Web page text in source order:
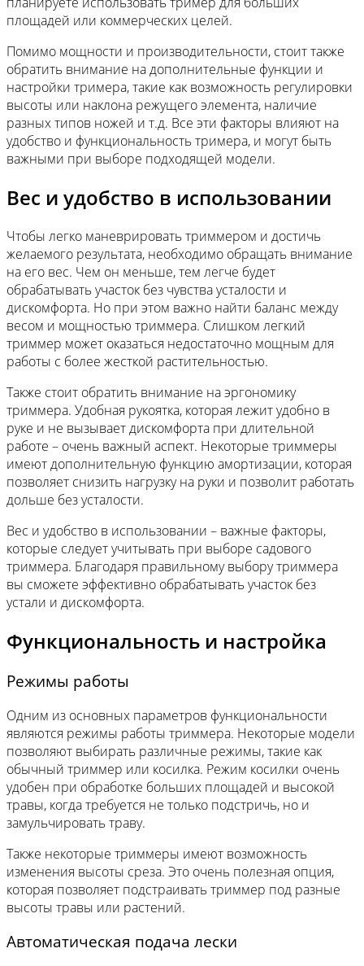
площадей или коммерческих целей.
Помимо мощности и производительности, стоит также
обратить внимание на дополнительные функции и
настройки тримера, такие как возможность регулировки
высоты или наклона режущего элемента, наличие
разных типов ножей и т.д. Все эти факторы влияют на
удобство и функциональность тримера, и могут быть
важными при выборе подходящей модели.
Вес и удобство в использовании
Чтобы легко маневрировать триммером и достичь
желаемого результата, необходимо обращать внимание
на его вес. Чем он меньше, тем легче будет
обрабатывать участок без чувства усталости и
дискомфорта. Но при этом важно найти баланс между
весом и мощностью триммера. Слишком легкий
триммер может оказаться недостаточно мощным для
работы с более жесткой растительностью.
Также стоит обратить внимание на эргономику
триммера. Удобная рукоятка, которая лежит удобно в
руке и не вызывает дискомфорта при длительной
работе – очень важный аспект. Некоторые триммеры
имеют дополнительную функцию амортизации, которая
позволяет снизить нагрузку на руки и позволит работать
дольше без усталости.
Вес и удобство в использовании – важные факторы,
которые следует учитывать при выборе садового
триммера. Благодаря правильному выбору триммера
вы сможете эффективно обрабатывать участок без
устали и дискомфорта.
Функциональность и настройка
Режимы работы
Одним из основных параметров функциональности
являются режимы работы триммера. Некоторые модели
позволяют выбирать различные режимы, такие как
обычный триммер или косилка. Режим косилки очень
удобен при обработке больших площадей и высокой
травы, когда требуется не только подстричь, но и
замульчировать траву.
Также некоторые триммеры имеют возможность
изменения высоты среза. Это очень полезная опция,
которая позволяет подстраивать триммер под разные
высоты травы или растений.
Автоматическая подача лески